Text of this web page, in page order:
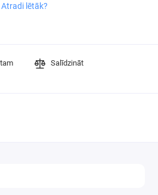
Atradi lētāk?
Salīdzināt